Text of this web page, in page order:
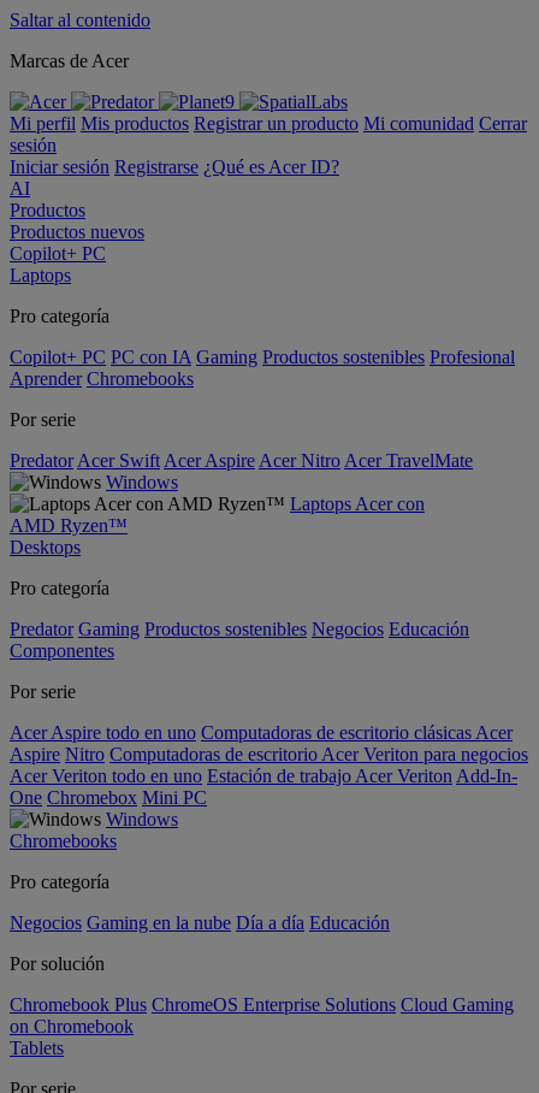
Saltar al contenido
Marcas de Acer
Mi perfil Mis productos Registrar un producto Mi comunidad Cerrar
sesión
Iniciar sesión Registrarse ¿Qué es Acer ID?
AI
Productos
Productos nuevos
Copilot+ PC
Laptops
Pro categoría
Copilot+ PC PC con IA Gaming Productos sostenibles Profesional
Aprender Chromebooks
Por serie
Predator Acer Swift Acer Aspire Acer Nitro Acer TravelMate
Windows
Laptops Acer con
AMD Ryzen™
Desktops
Pro categoría
Predator Gaming Productos sostenibles Negocios Educación
Componentes
Por serie
Acer Aspire todo en uno Computadoras de escritorio clásicas Acer
Aspire Nitro Computadoras de escritorio Acer Veriton para negocios
Acer Veriton todo en uno Estación de trabajo Acer Veriton Add-In-
One Chromebox Mini PC
Windows
Chromebooks
Pro categoría
Negocios Gaming en la nube Día a día Educación
Por solución
Chromebook Plus ChromeOS Enterprise Solutions Cloud Gaming
on Chromebook
Tablets
Por serie